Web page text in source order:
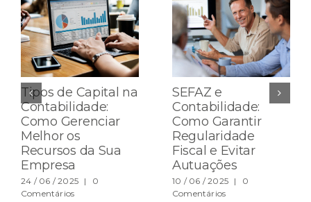
Tipos de Capital na
Contabilidade:
Como Gerenciar
Melhor os
Recursos da Sua
Empresa
24 / 06 / 2025 |
0
Comentários
SEFAZ e
Contabilidade:
Como Garantir
Regularidade
Fiscal e Evitar
Autuações
10 / 06 / 2025 |
0
Comentários